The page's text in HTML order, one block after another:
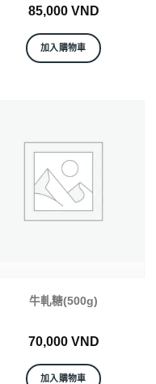
85,000 VND
加入購物車
牛軋糖(500g)
70,000 VND
加入購物車